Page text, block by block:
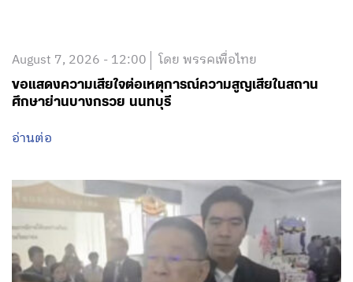
August 7, 2026 - 12:00 โดย พรรคเพื่อไทย
ขอแสดงความเสียใจต่อเหตุการณ์ความสูญเสียในสถาน
ศึกษาย่านบางกรวย นนทบุรี
อ่านต่อ